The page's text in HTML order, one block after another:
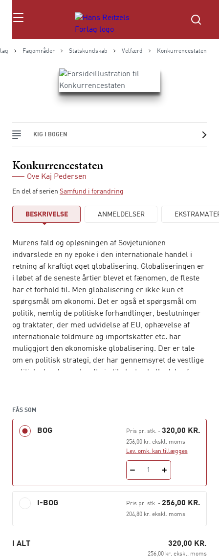
Søg
Fagområder Statskundskab Velfærd Konkurrencestaten
KIG I BOGEN
Konkurrencestaten
Ove Kaj Pedersen
En del af serien Samfund i forandring
BESKRIVELSE ANMELDELSER
Murens fald og opløsningen af Sovjetunionen
indvarslede en ny epoke i den internationale handel i
retning af kraftigt øget globalisering. Globaliseringen er
i løbet af de seneste årtier blevet et fænomen, de fleste
har et forhold til. Men globalisering er ikke kun et
spørgsmål om økonomi. Det er også et spørgsmål om
politik, nemlig de politiske forhandlinger, beslutninger
og traktater, der med udvidelse af EU, ophævelse af
internationale toldmure og importskatter etc. har
muliggjort den økonomiske globalisering. Der er tale
om en politisk strategi, der har gennemsyret de vestlige
politiske kredse og bredt sig til stort set alle dele af
hvor politik og økonomi væver sig ind i hinanden. Det er
samtidig historien om en bestemt forståelse af moderne
stater – nemlig ideen om ”nationernes konkurrence”,
dvs. ideen om, at alle lande i dag er del af en bestandig
international kamp på kompetencer, viden og udvikling.
Og at denne kamp er et grundvilkår, som vi ikke kan
undsige os.
Ove K. Pedersen er professor ved International Center
for Business and Politics, CBS. Tildelt
videnskabsministeriets pris
Årets forskningsformidler
FÅS SOM
BOG Pris pr. stk.- 320,00 KR.
256,00 kr. ekskl. moms
Lev. omk. kan tillægges
1
I-BOG Pris pr. stk.- 256,00 KR.
204,80 kr. ekskl. moms
I ALT 320,00 KR.
256,00 kr. ekskl. moms